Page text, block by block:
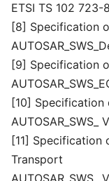
ETSI TS 102 723-8
[8] Specification
[9] Specification
[10] Specification
AUTOSAR_SWS_
[11] Specification
Transport
AUTOSAR_SWS_